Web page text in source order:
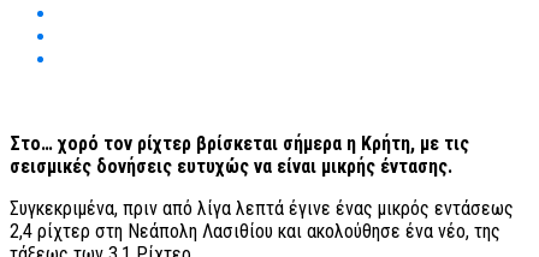
Στο… χορό τον ρίχτερ βρίσκεται σήμερα η Κρήτη, με τις
σεισμικές δονήσεις ευτυχώς να είναι μικρής έντασης.
Συγκεκριμένα, πριν από λίγα λεπτά έγινε ένας μικρός εντάσεως
2,4 ρίχτερ στη Νεάπολη Λασιθίου και ακολούθησε ένα νέο, της